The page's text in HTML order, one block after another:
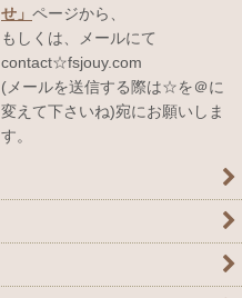
せ」 ページから、
もしくは、メールにて
contact☆fsjouy.com
(メールを送信する際は☆を＠に
変えて下さいね)宛にお願いしま
す。